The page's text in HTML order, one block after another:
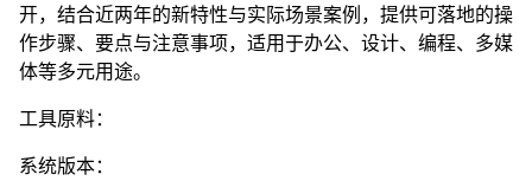
开，结合近两年的新特性与实际场景案例，提供可落地的操
作步骤、要点与注意事项，适用于办公、设计、编程、多媒
体等多元用途。
工具原料：
系统版本：